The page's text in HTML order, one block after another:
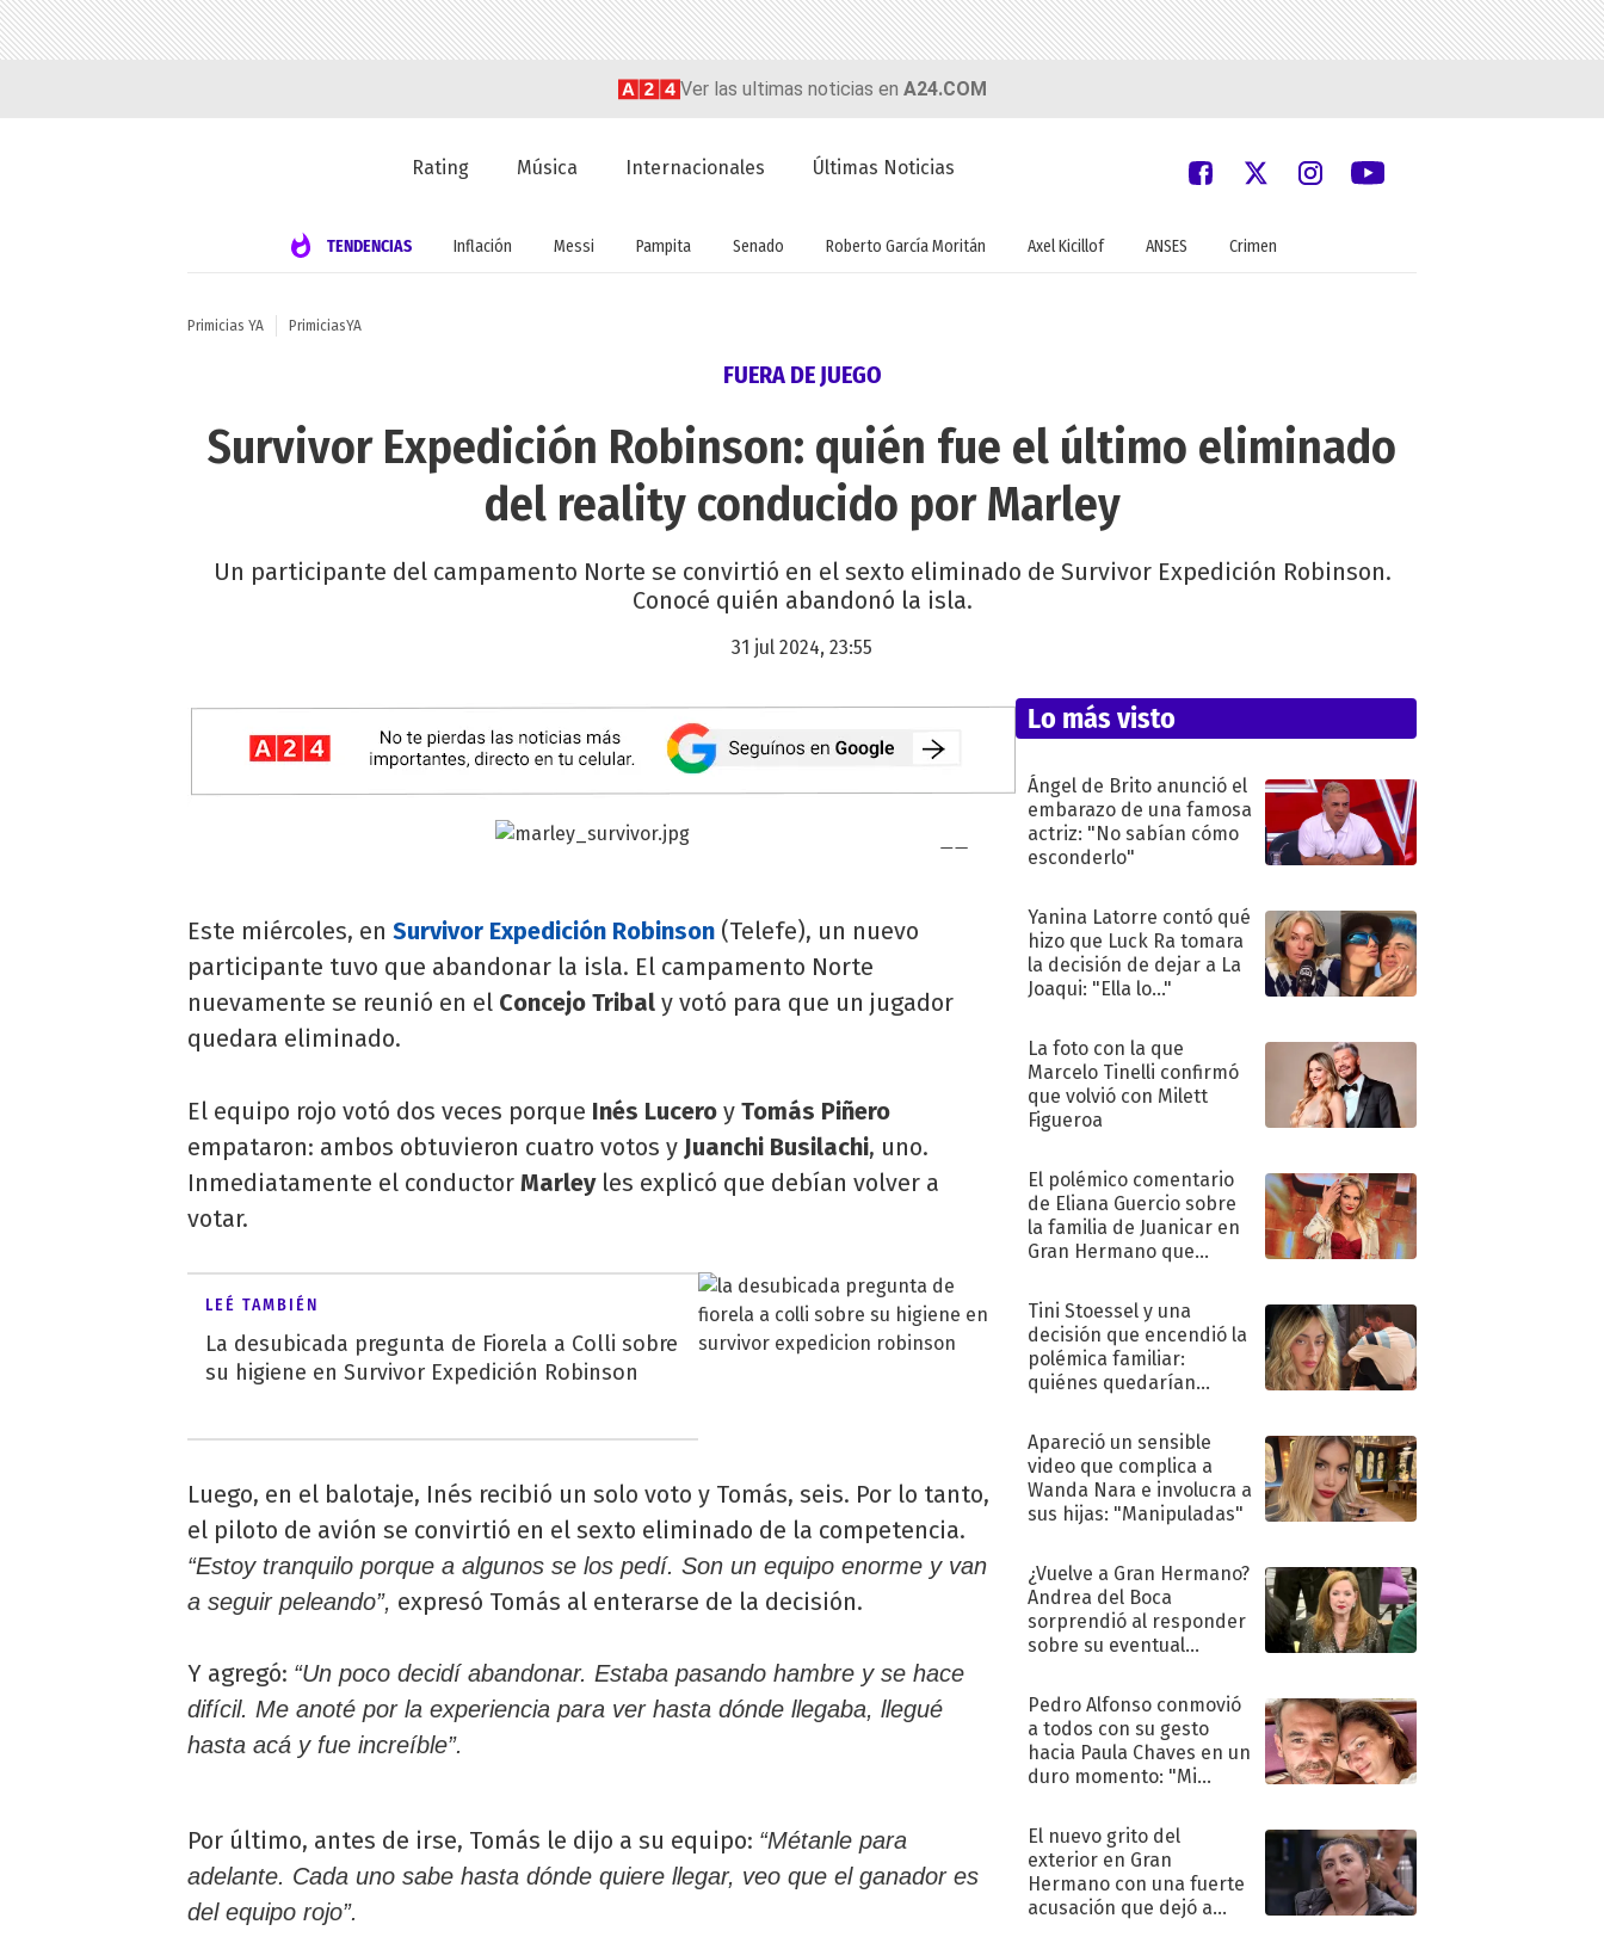
Ver las ultimas noticias en A24.COM
Rating Música Internacionales Últimas Noticias
TENDENCIAS Inflación Messi Pampita Senado Roberto García Moritán Axel Kicillof ANSES Crimen
Primicias YA PrimiciasYA
FUERA DE JUEGO
Survivor Expedición Robinson: quién fue el último eliminado
del reality conducido por Marley
Un participante del campamento Norte se convirtió en el sexto eliminado de Survivor Expedición Robinson.
Conocé quién abandonó la isla.
31 jul 2024, 23:55
Este miércoles, en Survivor Expedición Robinson (Telefe), un nuevo
participante tuvo que abandonar la isla. El campamento Norte
nuevamente se reunió en el Concejo Tribal y votó para que un jugador
quedara eliminado.
El equipo rojo votó dos veces porque Inés Lucero y Tomás Piñero
empataron: ambos obtuvieron cuatro votos y Juanchi Busilachi, uno.
Inmediatamente el conductor Marleyles explicó que debían volver a
votar.
LEÉ TAMBIÉN
La desubicada pregunta de Fiorela a Colli sobre
su higiene en Survivor Expedición Robinson
Luego, en el balotaje, Inés recibió un solo voto y Tomás, seis. Por lo tanto,
el piloto de avión se convirtió en el sexto eliminado de la competencia.
“Estoy tranquilo porque a algunos se los pedí. Son un equipo enorme y van
a seguir peleando”, expresó Tomás al enterarse de la decisión.
Y agregó: “Un poco decidí abandonar. Estaba pasando hambre y se hace
difícil. Me anoté por la experiencia para ver hasta dónde llegaba, llegué
hasta acá y fue increíble”.
Por último, antes de irse, Tomás le dijo a su equipo: “Métanle para
adelante. Cada uno sabe hasta dónde quiere llegar, veo que el ganador es
del equipo rojo”.
Lo más visto
Ángel de Brito anunció el
embarazo de una famosa
actriz: "No sabían cómo
esconderlo"
Yanina Latorre contó qué
hizo que Luck Ra tomara
la decisión de dejar a La
Joaqui: "Ella lo..."
La foto con la que
Marcelo Tinelli confirmó
que volvió con Milett
Figueroa
El polémico comentario
de Eliana Guercio sobre
la familia de Juanicar en
Gran Hermano que
Tini Stoessel y una
decisión que encendió la
polémica familiar:
quiénes quedarían
Apareció un sensible
video que complica a
Wanda Nara e involucra a
sus hijas: "Manipuladas"
¿Vuelve a Gran Hermano?
Andrea del Boca
sorprendió al responder
sobre su eventual
Pedro Alfonso conmovió
a todos con su gesto
hacia Paula Chaves en un
duro momento: "Mi
terapéutico"
El nuevo grito del
exterior en Gran
Hermano con una fuerte
acusación que dejó a